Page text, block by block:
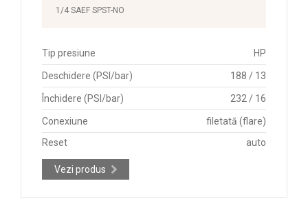
1/4 SAEF SPST-NO
Tip presiune HP
Deschidere (PSI/bar) 188 / 13
Închidere (PSI/bar) 232 / 16
Conexiune
filetată (flare)
Reset
auto
Vezi produs